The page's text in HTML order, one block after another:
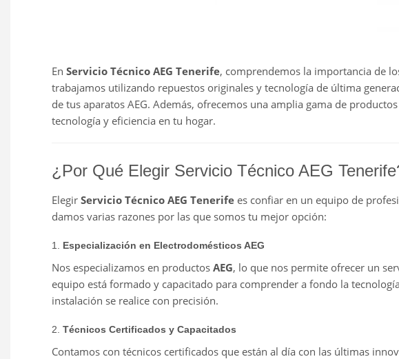
En Servicio Técnico AEG Tenerife, comprendemos la importancia de
trabajamos utilizando repuestos originales y tecnología de última
de tus aparatos AEG. Además, ofrecemos una amplia gama de
tecnología y eficiencia en tu hogar.
¿Por Qué Elegir Servicio Técnico AEG
Elegir Servicio Técnico AEG Tenerife es confiar en un equipo de
damos varias razones por las que somos tu mejor opción:
1. Especialización en Electrodomésticos AEG
Nos especializamos en productos AEG, lo que nos permite ofrecer un
equipo está formado y capacitado para comprender a fondo la
instalación se realice con precisión.
2. Técnicos Certificados y Capacitados
Contamos con técnicos certificados que están al día con las últimas